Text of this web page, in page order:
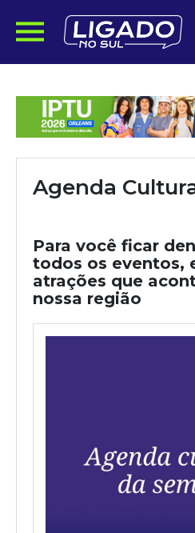
Agenda
Para você ficar
todos os eventos,
atrações que
nossa região